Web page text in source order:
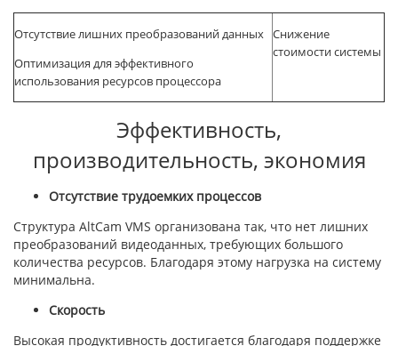
Отсутствие лишних преобразований данных
Оптимизация для эффективного
использования ресурсов процессора
Снижение
стоимости системы
Эффективность,
производительность, экономия
Отсутствие трудоемких процессов
Структура AltCam VMS организована так, что нет лишних
преобразований видеоданных, требующих большого
количества ресурсов. Благодаря этому нагрузка на систему
минимальна.
Скорость
Высокая продуктивность достигается благодаря поддержке